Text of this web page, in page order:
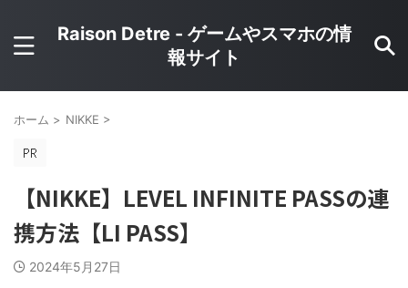
Raison Detre - ゲームやスマホの情
報サイト
ホーム > NIKKE >
【NIKKE】LEVEL INFINITE PASSの連
携方法【LI PASS】
2024年5月27日